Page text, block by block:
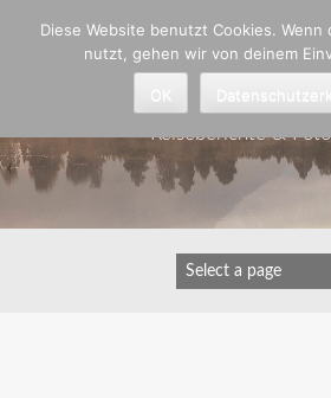
Astrid
Reiseberichte &
Diese Website benutzt Cookies.
nutzt, gehen wir von deinem